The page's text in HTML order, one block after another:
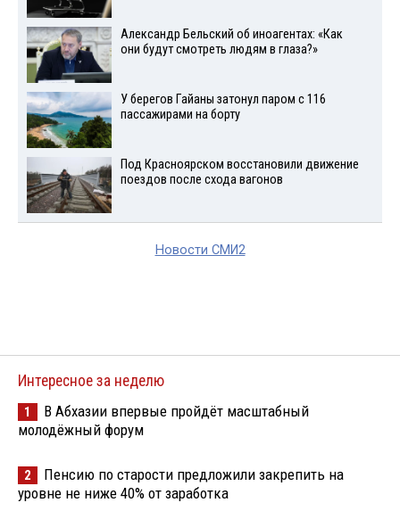
Александр Бельский об иноагентах: «Как
они будут смотреть людям в глаза?»
У берегов Гайаны затонул паром с 116
пассажирами на борту
Под Красноярском восстановили движение
поездов после схода вагонов
Новости СМИ2
Интересное за неделю
1
В Абхазии впервые пройдёт масштабный
молодёжный форум
2
Пенсию по старости предложили закрепить на
уровне не ниже 40% от заработка